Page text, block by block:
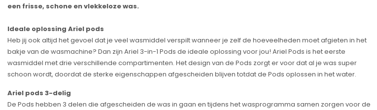
een frisse, schone en vlekkeloze was.
Ideale oplossing Ariel pods
Heb jij ook altijd het gevoel dat je veel wasmiddel verspilt wanneer je zelf de hoeveelheden moet afgieten in het
bakje van de wasmachine? Dan zijn Ariel 3-in-1 Pods de ideale oplossing voor jou! Ariel Pods is het eerste
wasmiddel met drie verschillende compartimenten. Het design van de Pods zorgt er voor dat al je was super
schoon wordt, doordat de sterke eigenschappen afgescheiden blijven totdat de Pods oplossen in het water.
Ariel pods 3-delig
De Pods hebben 3 delen die afgescheiden de was in gaan en tijdens het wasprogramma samen zorgen voor de